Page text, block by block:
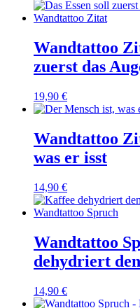
Wandtattoo
zuerst das
19,90 €
Wandtattoo
was er isst
14,90 €
Wandtattoo
dehydriert
14,90 €